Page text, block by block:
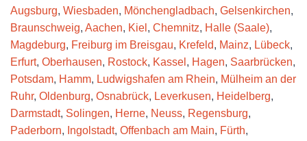
Augsburg, Wiesbaden, Mönchengladbach, Gelsenkirchen,
Braunschweig, Aachen, Kiel , Chemnitz, Halle (Saale),
Magdeburg, Freiburg im Breisgau, Krefeld, Mainz, Lübeck,
Erfurt, Oberhausen, Rostock, Kassel , Hagen, Saarbrücken,
Potsdam, Hamm, Ludwigshafen am Rhein, Mülheim an der
Ruhr, Oldenburg, Osnabrück, Leverkusen, Heidelberg,
Darmstadt, Solingen, Herne, Neuss, Regensburg,
Paderborn, Ingolstadt, Offenbach am Main, Fürth,